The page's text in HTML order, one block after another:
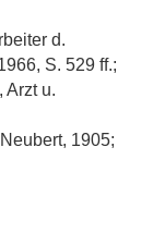
d.
S. 529 ff.;
, Arzt u.
Neubert, 1905;